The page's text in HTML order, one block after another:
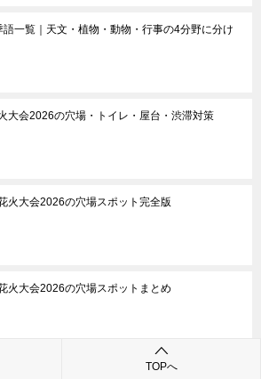
語一覧｜天文・植物・動物・行事の4分野に分け
大会2026の穴場・トイレ・屋台・渋滞対策
火大会2026の穴場スポット完全版
火大会2026の穴場スポットまとめ
火大会2026（かわのえ夏まつり花火大会）の穴
TOPへ